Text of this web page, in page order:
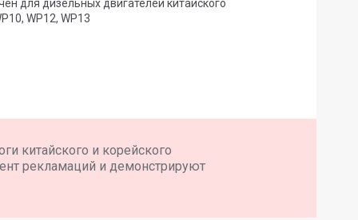
для дизельных двигателей китайского
WP12, WP13
китайского и корейского
рекламаций и демонстрируют